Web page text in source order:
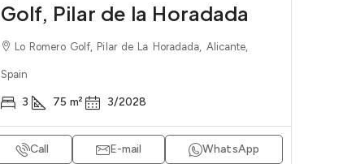
Golf, Pilar de la Horadada
Lo Romero Golf, Pilar de La Horadada, Alicante,
Spain
3 75 m² 3/2028
Call E-mail WhatsApp